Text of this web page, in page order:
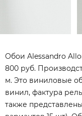
Обои Alessandro
800 руб.
м. Это виниловые
винил, фактура
также